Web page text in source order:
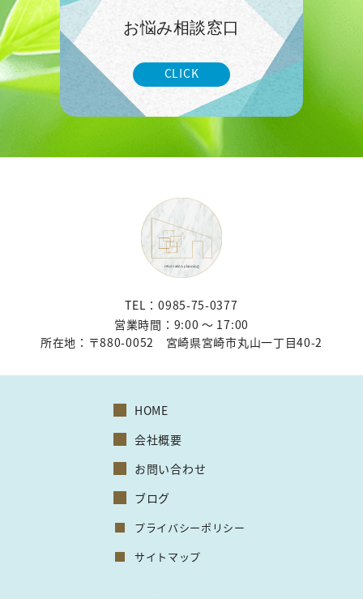
お悩み相談窓口
CLICK
TEL：0985-75-0377
営業時間：9:00 〜 17:00
所在地： 〒880-0052 宮崎県宮崎市丸山一丁目40-2
HOME
会社概要
お問い合わせ
ブログ
プライバシーポリシー
サイトマップ